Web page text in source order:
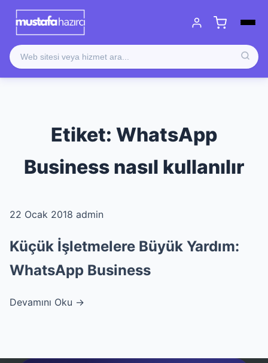
Etiket: WhatsApp
Business nasıl kullanılır
22 Ocak 2018 admin
Küçük İşletmelere Büyük Yardım:
WhatsApp Business
Devamını Oku →